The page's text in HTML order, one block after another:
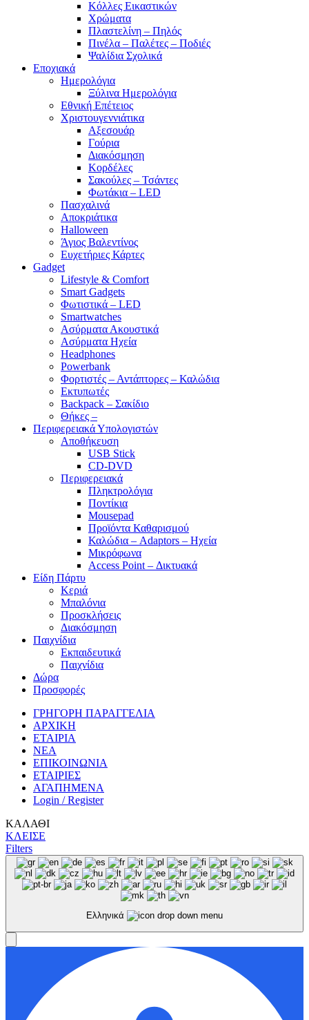
Κόλλες Εικαστικών
Χρώματα
Πλαστελίνη – Πηλός
Πινέλα – Παλέτες – Ποδιές
Ψαλίδια Σχολικά
Εποχιακά
Ημερολόγια
Ξύλινα Ημερολόγια
Εθνική Επέτειος
Χριστουγεννιάτικα
Αξεσουάρ
Γούρια
Διακόσμηση
Κορδέλες
Σακούλες – Τσάντες
Φωτάκια – LED
Πασχαλινά
Αποκριάτικα
Halloween
Άγιος Βαλεντίνος
Ευχετήριες Κάρτες
Gadget
Lifestyle & Comfort
Smart Gadgets
Φωτιστικά – LED
Smartwatches
Ασύρματα Ακουστικά
Ασύρματα Ηχεία
Headphones
Powerbank
Φορτιστές – Αντάπτορες – Καλώδια
Εκτυπωτές
Backpack – Σακίδιο
Θήκες –
Περιφερειακά Υπολογιστών
Αποθήκευση
USB Stick
CD-DVD
Περιφερειακά
Πληκτρολόγια
Ποντίκια
Mousepad
Προϊόντα Καθαρισμού
Καλώδια – Adaptors – Ηχεία
Μικρόφωνα
Access Point – Δικτυακά
Είδη Πάρτυ
Κεριά
Μπαλόνια
Προσκλήσεις
Διακόσμηση
Παιχνίδια
Εκπαιδευτικά
Παιχνίδια
Δώρα
Προσφορές
ΓΡΗΓΟΡΗ ΠΑΡΑΓΓΕΛΙΑ
ΑΡΧΙΚΗ
ΕΤΑΙΡΙΑ
ΝΕΑ
ΕΠΙΚΟΙΝΩΝΙΑ
ΕΤΑΙΡΙΕΣ
ΑΓΑΠΗΜΕΝΑ
Login / Register
ΚΑΛΑΘΙ
ΚΛΕΙΣΕ
Filters
Ελληνικά